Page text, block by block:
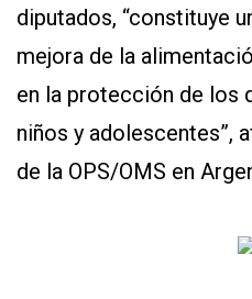
CONTÁCTENOS
diputados, “constituye
mejora de la
en la protección de los
niños y adolescentes”,
de la OPS/OMS en